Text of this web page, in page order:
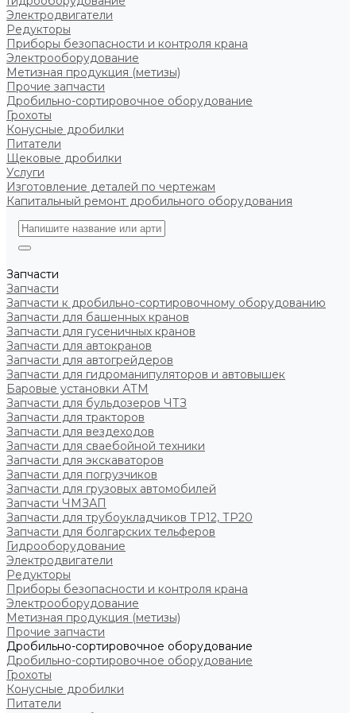
Электродвигатели
Редукторы
Приборы безопасности и контроля крана
Электрооборудование
Метизная продукция (метизы)
Прочие запчасти
Дробильно-сортировочное оборудование
Грохоты
Конусные дробилки
Питатели
Щековые дробилки
Услуги
Изготовление деталей по чертежам
Капитальный ремонт дробильного оборудования
Запчасти
Запчасти
Запчасти к дробильно-сортировочному оборудованию
Запчасти для башенных кранов
Запчасти для гусеничных кранов
Запчасти для автокранов
Запчасти для автогрейдеров
Запчасти для гидроманипуляторов и автовышек
Баровые установки АТМ
Запчасти для бульдозеров ЧТЗ
Запчасти для тракторов
Запчасти для вездеходов
Запчасти для сваебойной техники
Запчасти для экскаваторов
Запчасти для погрузчиков
Запчасти для грузовых автомобилей
Запчасти ЧМЗАП
Запчасти для трубоукладчиков ТР12, ТР20
Запчасти для болгарских тельферов
Гидрооборудование
Электродвигатели
Редукторы
Приборы безопасности и контроля крана
Электрооборудование
Метизная продукция (метизы)
Прочие запчасти
Дробильно-сортировочное оборудование
Дробильно-сортировочное оборудование
Грохоты
Конусные дробилки
Питатели